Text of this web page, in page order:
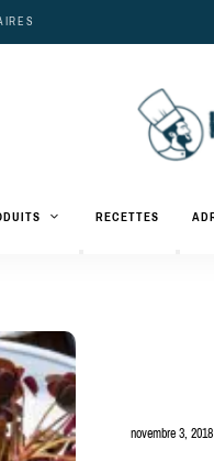
et
RECETTES
novembre 3, 2018